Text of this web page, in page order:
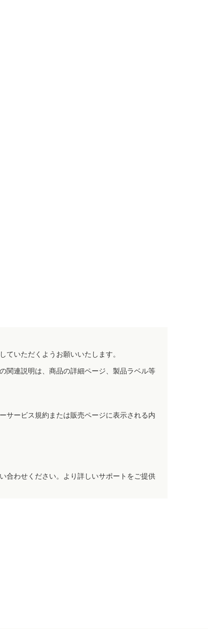
いただくようお願いいたします。
関連説明は、商品の詳細ページ、製品ラベル等
サービス規約または販売ページに表示される内
合わせください。より詳しいサポートをご提供